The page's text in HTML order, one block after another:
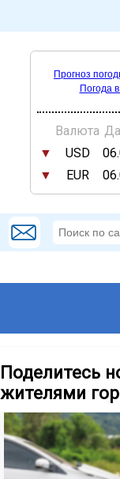
Прогноз
Погода
Валюта
▼
USD
▼
EUR
Поделитесь
жителями